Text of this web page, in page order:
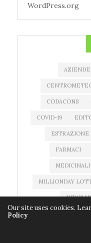
WordPress.org
AZIENDE
CODACONS
COVID-19
ESTRAZIONE
FARMACI
MEDICINALI
MILLIONDAY
NEWS
Our site uses cookies.
Policy